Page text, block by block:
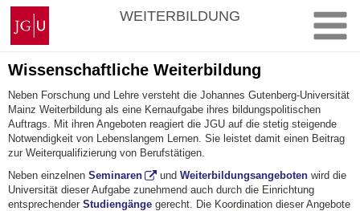
Zum
Inhalt
springen
Johannes
Gutenberg-
Universität
Mainz
WEITERBILDUNG
Wissenschaftliche Weiterbildung
Neben Forschung und Lehre versteht die Johannes Gutenberg-Universität
Mainz Weiterbildung als eine Kernaufgabe ihres bildungspolitischen
Auftrags. Mit ihren Angeboten reagiert die JGU auf die stetig steigende
Notwendigkeit von Lebenslangem Lernen. Sie leistet damit einen Beitrag
zur Weiterqualifizierung von Berufstätigen.
Neben einzelnen Seminaren und Weiterbildungsangebotenwird die
Universität dieser Aufgabe zunehmend auch durch die Einrichtung
entsprechender Studiengänge gerecht. Die Koordination dieser Angebote